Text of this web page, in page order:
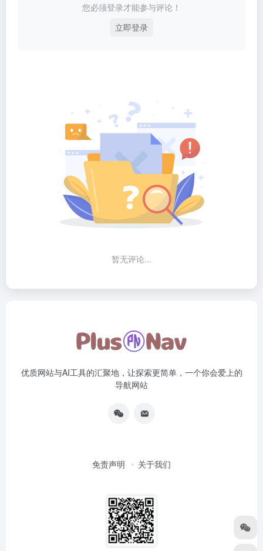
您必须登录才能参与评论！
立即登录
暂无评论...
优质网站与AI工具的汇聚地，让探索更简单，一个你会爱上的
导航网站
免责声明 关于我们